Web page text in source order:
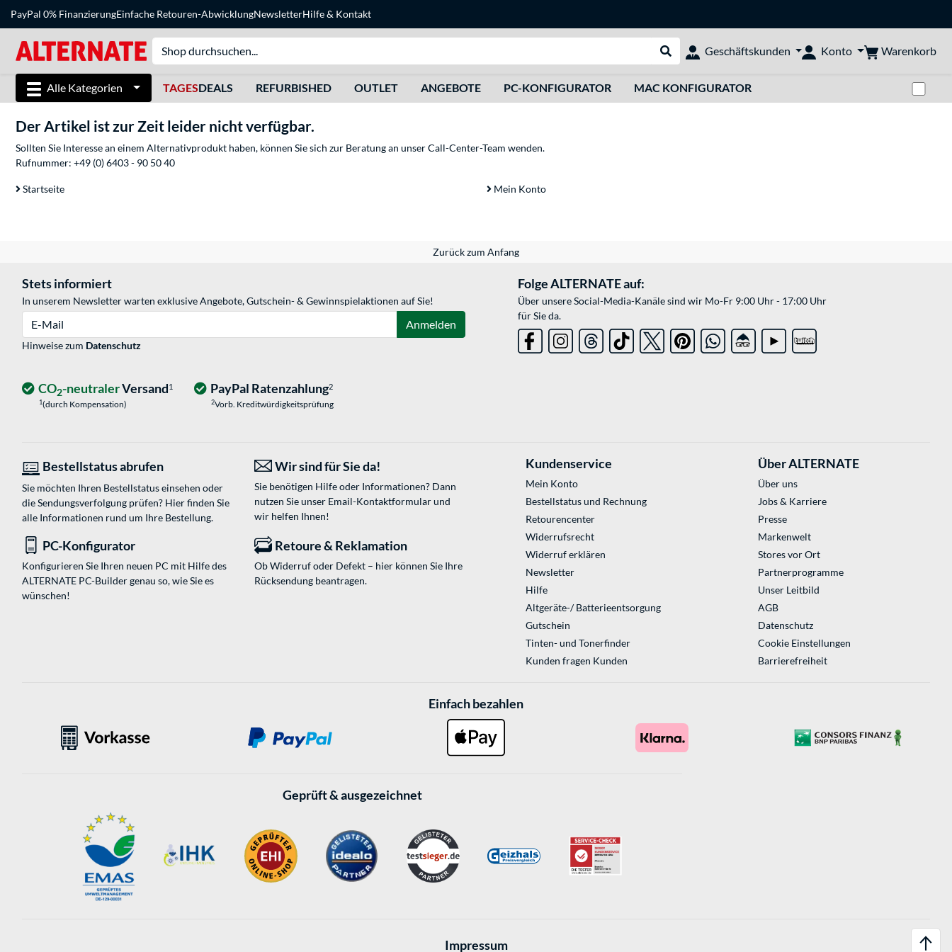
PayPal 0% FinanzierungEinfache Retouren-AbwicklungNewsletterHilfe& Kontakt
Suche durchführen
Geschäftskunden Konto Warenkorb
Alle Kategorien TAGESDEALS REFURBISHED OUTLET ANGEBOTE PC-KONFIGURATOR MAC KONFIGURATOR
Der Artikel ist zur Zeit leider nicht verfügbar.
Sollten Sie Interesse an einem Alternativprodukt haben, können Sie sich zur Beratung an unser Call-Center-Team wenden.
Rufnummer: +49 (0) 6403 - 90 50 40
Startseite Mein Konto
Zurück zum Anfang
Stets informiert
In unserem Newsletter warten exklusive Angebote, Gutschein- & Gewinnspielaktionen auf Sie!
Anmelden
Hinweise zum Datenschutz
Folge ALTERNATE auf:
Über unsere Social-Media-Kanäle sind wir Mo-Fr 9:00 Uhr - 17:00 Uhr
für Sie da.
CO2-neutralerVersand1
1(durch Kompensation)
PayPal Ratenzahlung2
2Vorb. Kreditwürdigkeitsprüfung
Bestellstatus abrufen
Sie möchten Ihren Bestellstatus einsehen oder
die Sendungsverfolgung prüfen? Hier finden Sie
alle Informationen rund um Ihre Bestellung.
Wir sind für Sie da!
Sie benötigen Hilfe oder Informationen? Dann
nutzen Sie unser Email-Kontaktformularund
wir helfen Ihnen!
PC-Konfigurator
Konfigurieren Sie Ihren neuen PC mit Hilfe des
ALTERNATE PC-Builder genau so, wie Sie es
wünschen!
Retoure & Reklamation
Ob Widerruf oder Defekt – hier können Sie Ihre
Rücksendung beantragen.
Kundenservice
Mein Konto
Bestellstatus und Rechnung
Retourencenter
Widerrufsrecht
Widerruf erklären
Newsletter
Hilfe
Altgeräte-/ Batterieentsorgung
Gutschein
Tinten- und Tonerfinder
Kunden fragen Kunden
Über ALTERNATE
Über uns
Jobs & Karriere
Presse
Markenwelt
Stores vor Ort
Partnerprogramme
Unser Leitbild
AGB
Datenschutz
Cookie Einstellungen
Barrierefreiheit
Einfach bezahlen
Geprüft & ausgezeichnet
Impressum